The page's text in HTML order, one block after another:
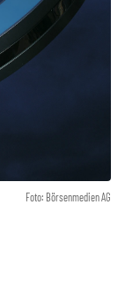
Foto: Börsenmedien AG